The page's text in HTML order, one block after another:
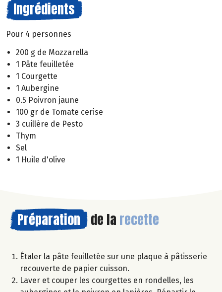
Ingrédients
Pour 4 personnes
200 g de Mozzarella
1 Pâte feuilletée
1 Courgette
1 Aubergine
0.5 Poivron jaune
100 gr de Tomate cerise
3 cuillère de Pesto
Thym
Sel
1 Huile d'olive
Préparation de la recette
Étaler la pâte feuilletée sur une plaque à pâtisserie
recouverte de papier cuisson.
Laver et couper les courgettes en rondelles, les